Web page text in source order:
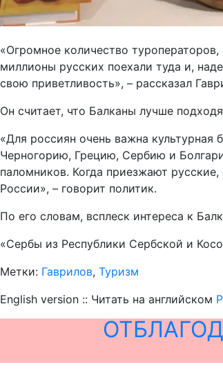
«Огромное количество
миллионы русских поехали туда и,
свою приветливость», – рассказал
Он считает, что Балканы лучше
«Для россиян очень важна культурная
Черногорию, Грецию, Сербию и
паломников. Когда приезжают
России», – говорит политик.
По его словам, всплеск интереса к
«Сербы из Республики Сербской и
Метки: Гаврилов, Туризм
English version :: Читать на английском